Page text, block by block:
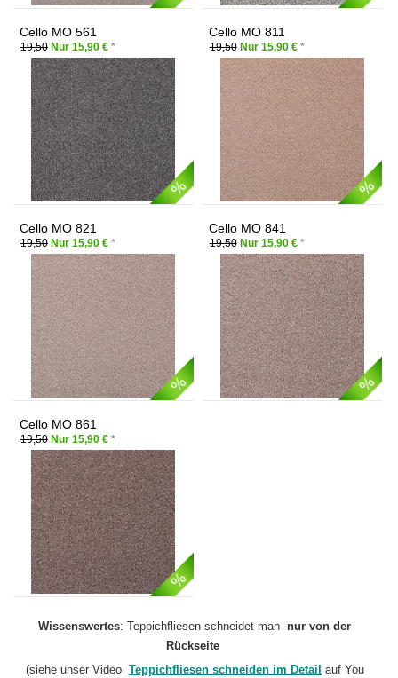
Cello MO 561
19,50 Nur 15,90 € *
Cello MO 811
19,50Nur 15,90 € *
Cello MO 821
19,50 Nur 15,90 € *
Cello MO 841
19,50Nur 15,90 € *
Cello MO 861
19,50 Nur 15,90 € *
Wissenswertes: Teppichfliesen schneidet mannur von der
Rückseite
(siehe unser Video Teppichfliesen schneiden im Detail auf You